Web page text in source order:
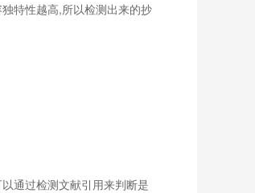
特性越高,所以检测出来的抄
通过检测文献引用来判断是